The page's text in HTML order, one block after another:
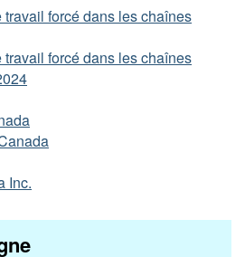
forcé dans les chaînes
forcé dans les chaînes
Inc.